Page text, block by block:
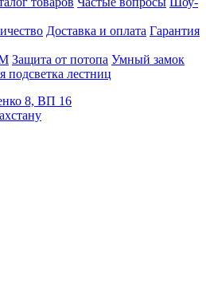
Доставка и оплата Гарантия
Защита от потопа Умный замок
подсветка лестниц
8, ВП 16